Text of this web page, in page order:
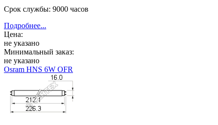
Срок службы: 9000 часов
Подробнее...
Цена:
не указано
Минимальный заказ:
не указано
Osram HNS 6W OFR